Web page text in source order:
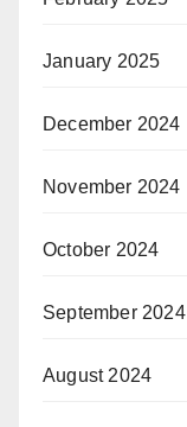
January 2025
December 2024
November 2024
October 2024
September 2024
August 2024